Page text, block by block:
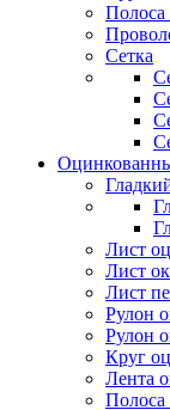
Полоса
Сетка
Лист
Лист
Лист
Рулон
Рулон
Круг
Лента
Полоса